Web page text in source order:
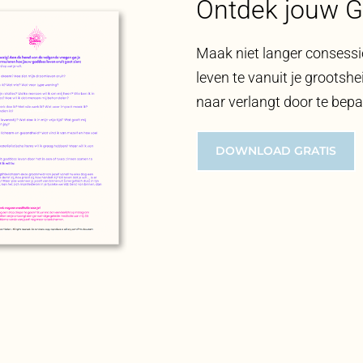
Ontdek jouw
Maak niet langer
leven te vanuit je
naar verlangt door te
DOWNLOAD GRATIS